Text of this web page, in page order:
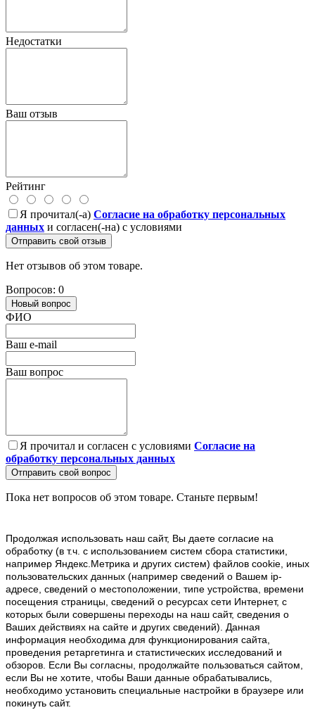
Недостатки
Ваш отзыв
Рейтинг
Я прочитал(-а) Согласие на обработку персональных
данных и согласен(-на) с условиями
Отправить свой отзыв
Нет отзывов об этом товаре.
Вопросов: 0
Новый вопрос
ФИО
Ваш e-mail
Ваш вопрос
Я прочитал и согласен с условиями Согласие на
обработку персональных данных
Отправить свой вопрос
Пока нет вопросов об этом товаре. Станьте первым!
Продолжая использовать наш cайт, Вы даете согласие на
обработку (в т.ч. с использованием систем сбора статистики,
например Яндекс.Метрика и других систем) файлов cookie, иных
пользовательских данных (например сведений о Вашем ip-
адресе, сведений о местоположении, типе устройства, времени
посещения страницы, сведений о ресурсах сети Интернет, с
которых были совершены переходы на наш сайт, сведения о
Ваших действиях на сайте и других сведений). Данная
информация необходима для функционирования сайта,
проведения ретаргетинга и статистических исследований и
обзоров. Если Вы согласны, продолжайте пользоваться сайтом,
если Вы не хотите, чтобы Ваши данные обрабатывались,
необходимо установить специальные настройки в браузере или
покинуть сайт.